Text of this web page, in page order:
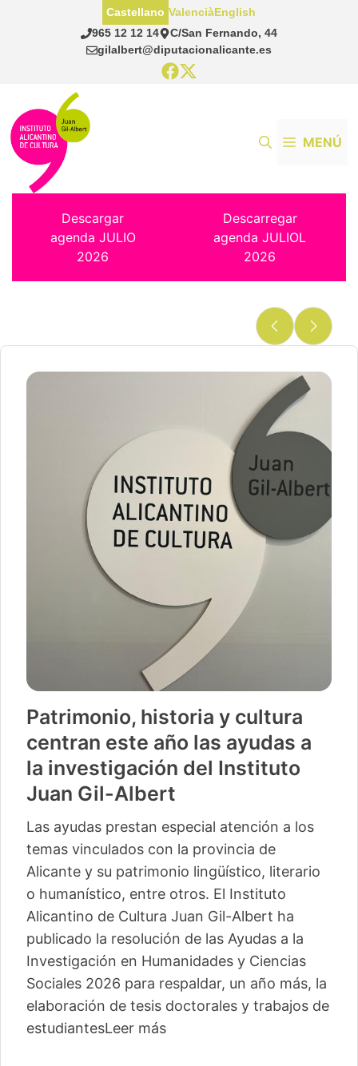
965 12 12 14
C/San Fernando, 44
gilalbert@diputacionalicante.es
Castellano ValenciàEnglish
MENÚ
Descargar
agenda JULIO
2026
Descarregar
agenda JULIOL
2026
Patrimonio, historia y cultura
centran este año las ayudas a
la investigación del Instituto
Juan Gil-Albert
Las ayudas prestan especial atención a los
temas vinculados con la provincia de
Alicante y su patrimonio lingüístico, literario
o humanístico, entre otros. El Instituto
Alicantino de Cultura Juan Gil-Albert ha
publicado la resolución de las Ayudas a la
Investigación en Humanidades y Ciencias
Sociales 2026 para respaldar, un año más, la
elaboración de tesis doctorales y trabajos de
estudiantesLeer más